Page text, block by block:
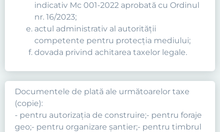
indicativ Mc 001-2022 aprobată cu Ordinul
nr. 16/2023;
actul administrativ al autorităţii
competente pentru protecţia mediului;
dovada privind achitarea taxelor legale.
Documentele de plată ale următoarelor taxe
(copie):
- pentru autorizația de construire;- pentru foraje
geo;- pentru organizare șantier;- pentru timbrul